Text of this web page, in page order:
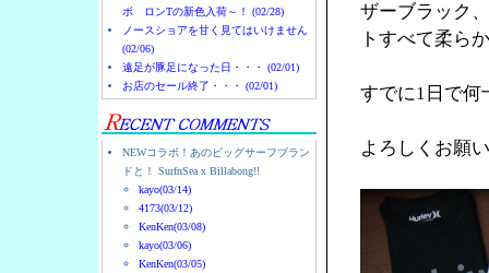
ボ ロンTの新色入荷～！ (02/28)
ノースショアを甘く見てはいけません
(02/06)
遠足が豚足になった日・・・ (02/01)
お店のセール終了・・・ (02/01)
NEWコラボ！あのビッグサーフブラン
ドと！ SurfnSea x Billabong!!
kayo(03/14)
4173(03/12)
KenKen(03/08)
kayo(03/06)
KenKen(03/05)
ザーブラック
トすべて柔ら
すでに1日で何
よろしくお願